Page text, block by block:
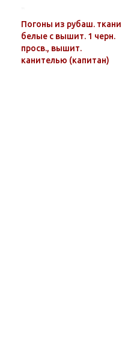
Погоны из рубаш. ткани
белые с вышит. 1 черн.
просв., вышит.
канителью (капитан)